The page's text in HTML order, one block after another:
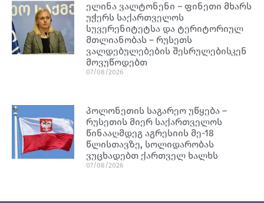
ელინა ვალტონენი – ფინეთი მხარს
უჭერს საქართველოს
სუვერენიტეტსა და ტერიტორიულ
მთლიანობას – რუსეთს
ვალდებულებების შესრულებისკენ
მოვუწოდებთ
07/08/2026
პოლონეთის საგარეო უწყება –
რუსეთის მიერ საქართველოს
წინააღმდეგ აგრესიის მე-18
წლისთავზე, სოლიდარობას
ვუცხადებთ ქართველ ხალხს
07/08/2026